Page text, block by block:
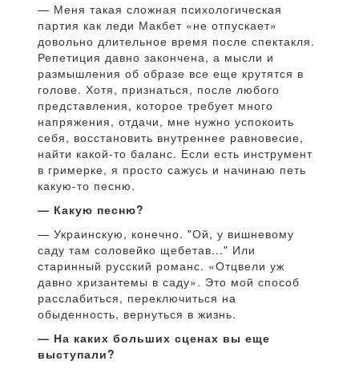
— Меня такая сложная психологическая
партия как леди Макбет «не отпускает»
довольно длительное время после спектакля.
Репетиция давно закончена, а мысли и
размышления об образе все еще крутятся в
голове. Хотя, признаться, после любого
представления, которое требует много
напряжения, отдачи, мне нужно успокоить
себя, восстановить внутреннее равновесие,
найти какой-то баланс. Если есть инструмент
в гримерке, я просто сажусь и начинаю петь
какую-то песню.
— Какую песню?
— Украинскую, конечно. "Ой, у вишневому
саду там соловейко щебетав..." Или
старинный русский романс. «Отцвели уж
давно хризантемы в саду». Это мой способ
расслабиться, переключиться на
обыденность, вернуться в жизнь.
— На каких больших сценах вы еще
выступали?